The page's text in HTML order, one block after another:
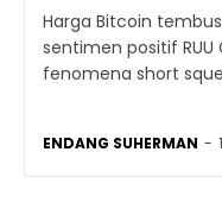
Harga Bitcoin tembus
sentimen positif RUU
fenomena short
ENDANG SUHERMAN -